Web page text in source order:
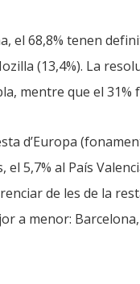
el 68,8% tenen
(13,4%). La
mentre que el
d’Europa
5,7% al País
de les de la
a menor: